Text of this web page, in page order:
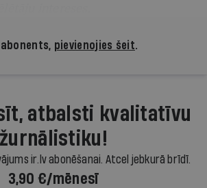
pievienojies šeit.
atbalsti kvalitatīvu
žurnālistiku!
ir.lv abonēšanai. Atcel jebkurā brīdī.
3,90 €/mēnesī